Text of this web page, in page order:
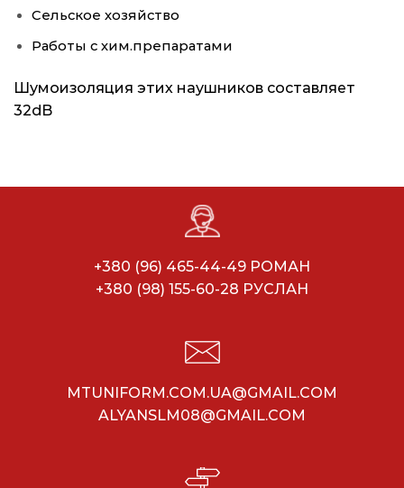
Сельское хозяйство
Работы с хим.препаратами
Шумоизоляция этих наушников составляет
32dB
+380 (96) 465-44-49 РОМАН
+380 (98) 155-60-28 РУСЛАН
MTUNIFORM.COM.UA@GMAIL.COM
ALYANSLM08@GMAIL.COM